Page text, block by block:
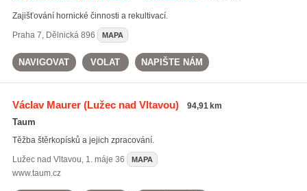
Zajišťování hornické činnosti a rekultivací.
Praha 7, Dělnická 896 MAPA
NAVIGOVAT VOLAT NAPIŠTE NÁM
Václav Maurer(Lužec nad Vltavou) 94,91 km
Taum
Těžba štěrkopísků a jejich zpracování.
Lužec nad Vltavou, 1. máje 36 MAPA
www.taum.cz